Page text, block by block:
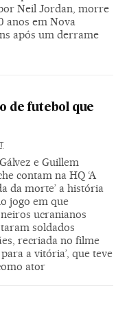
Neil Jordan, morre
anos em Nova
após um derrame
de futebol que
e Guillem
contam na HQ ‘A
da morte’ a história
jogo em que
ucranianos
soldados
recriada no filme
para a vitória’, que teve
ator